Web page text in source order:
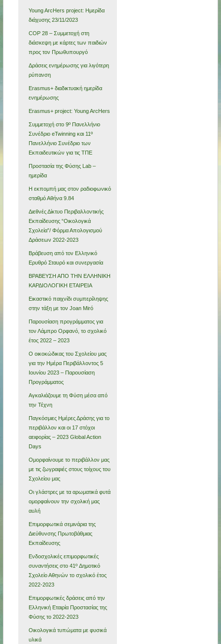
Young ArcHers project: Ημερίδα
διάχυσης 23/11/2023
COP 28 – Συμμετοχή στη
διάσκεψη με κάρτες των παιδιών
προς τον Πρωθυπουργό
Δράσεις ενημέρωσης για λιγότερη
ρύπανση
Erasmus+ διαδικτυακή ημερίδα
ενημέρωσης
Erasmus+ project: Young ArcHers
Συμμετοχή στο 9º Πανελλήνιο
Συνέδριο eTwinning και 11º
Πανελλήνιο Συνέδριο των
Εκπαιδευτικών για τις ΤΠΕ
Προστασία της Φύσης Lab –
ημερίδα
Η εκπομπή μας στον ραδιοφωνικό
σταθμό Αθήνα 9.84
Διεθνές Δίκτυο Περιβαλλοντικής
Εκπαίδευσης “Οικολογικά
Σχολεία”/ Φόρμα Απολογισμού
Δράσεων 2022-2023
Βράβευση από τον Ελληνικό
Ερυθρό Σταυρό και συνεργασία
ΒΡΑΒΕΥΣΗ ΑΠΟ ΤΗΝ ΕΛΛΗΝΙΚΗ
ΚΑΡΔΙΟΛΟΓΙΚΗ ΕΤΑΙΡΕΙΑ
Εικαστικό παιχνίδι συμπερίληψης
στην τάξη με τον Joan Miró
Παρουσίαση προγράμματος για
τον Λάμπρο Ορφανό, το σχολικό
έτος 2022 – 2023
Ο οικοκώδικας του Σχολείου μας
για την Ημέρα Περιβάλλοντος 5
Ιουνίου 2023 – Παρουσίαση
Προγράμματος
Αγκαλιάζουμε τη Φύση μέσα από
την Τέχνη
Παγκόσμιες Ημέρες Δράσης για το
περιβάλλον και οι 17 στόχοι
αειφορίας – 2023 Global Action
Days
Ομορφαίνουμε το περιβάλλον μας
με τις ζωγραφιές στους τοίχους του
Σχολείου μας
Οι γλάστρες με τα αρωματικά φυτά
ομορφαίνουν την σχολική μας
αυλή
Επιμορφωτικά σεμινάρια της
Διεύθυνσης Πρωτοβάθμιας
Εκπαίδευσης
Ενδοσχολικές επιμορφωτικές
συναντήσεις στο 41º Δημοτικό
Σχολείο Αθηνών το σχολικό έτος
2022-2023
Επιμορφωτικές δράσεις από την
Ελληνική Εταιρία Προστασίας της
Φύσης το 2022-2023
Οικολογικά τυπώματα με φυσικά
υλικά